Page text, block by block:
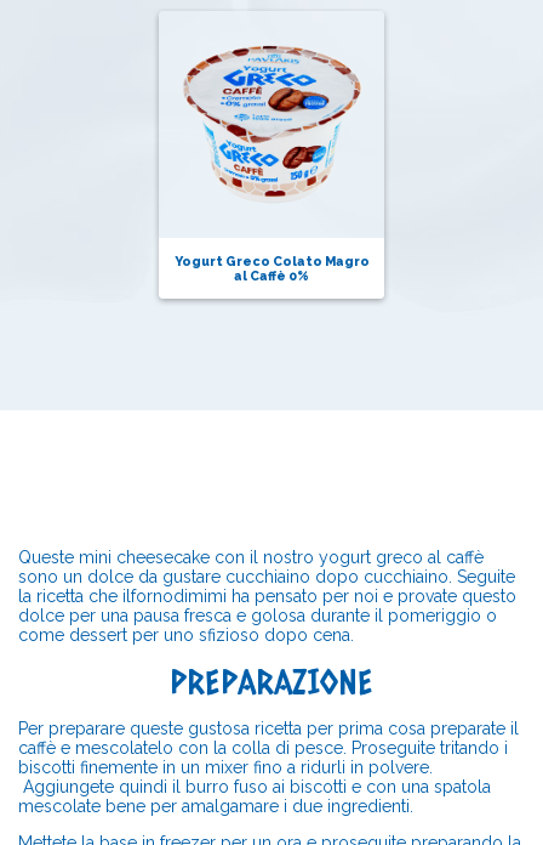
Yogurt Greco Colato Magro
al Caffè 0%
Queste mini cheesecake con il nostro yogurt greco al caffè
sono un dolce da gustare cucchiaino dopo cucchiaino. Seguite
la ricetta che ilfornodimimi ha pensato per noi e provate questo
dolce per una pausa fresca e golosa durante il pomeriggio o
come dessert per uno sfizioso dopo cena.
PREPARAZIONE
Per preparare queste gustosa ricetta per prima cosa preparate il
caffè e mescolatelo con la colla di pesce. Proseguite tritando i
biscotti finemente in un mixer fino a ridurli in polvere.
Aggiungete quindi il burro fuso ai biscotti e con una spatola
mescolate bene per amalgamare i due ingredienti.